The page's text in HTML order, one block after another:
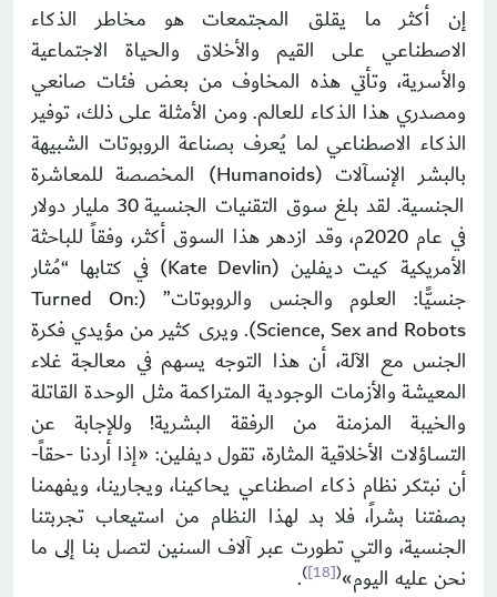
إن أكثر ما يقلق المجتمعات هو مخاطر الذكاء
الاصطناعي على القيم والأخلاق والحياة الاجتماعية
والأسرية، وتأتي هذه المخاوف من بعض فئات صانعي
ومصدري هذا الذكاء للعالم. ومن الأمثلة على ذلك، توفير
الذكاء الاصطناعي لما يُعرف بصناعة الروبوتات الشبيهة
بالبشر الإنسآلات (Humanoids) المخصصة للمعاشرة
الجنسية. لقد بلغ سوق التقنيات الجنسية 30 مليار دولار
في عام 2020م، وقد ازدهر هذا السوق أكثر، وفقاً للباحثة
الأمريكية كيت ديفلين (Kate Devlin) في كتابها “مُثار
جنسيًّا: العلوم والجنس والروبوتات” (Turned On:
Science, Sex and Robots). ويرى كثير من مؤيدي فكرة
الجنس مع الآلة، أن هذا التوجه يسهم في معالجة غلاء
المعيشة والأزمات الوجودية المتراكمة مثل الوحدة القاتلة
والخيبة المزمنة من الرفقة البشرية! وللإجابة عن
التساؤلات الأخلاقية المثارة، تقول ديفلين: «إذا أردنا -حقاً-
أن نبتكر نظام ذكاء اصطناعي يحاكينا، ويجارينا، ويفهمنا
بصفتنا بشراً، فلا بد لهذا النظام من استيعاب تجربتنا
الجنسية، والتي تطورت عبر آلاف السنين لتصل بنا إلى ما
نحن عليه اليوم»(
[18]
)
.